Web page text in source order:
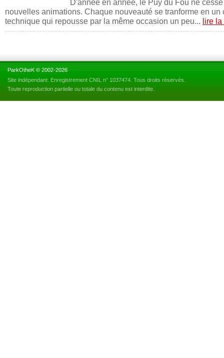
D'année en année, le Puy du Fou ne
nouvelles animations. Chaque nouveauté se tranforme en un
technique qui repousse par la même occasion un peu... lire la
ParkOtheK © 2002-2026
Site indépendant. Enregistrement CNIL n° 1037474. Tous droits réservés.
Toute reproduction partielle ou totale du contenu est interdite.